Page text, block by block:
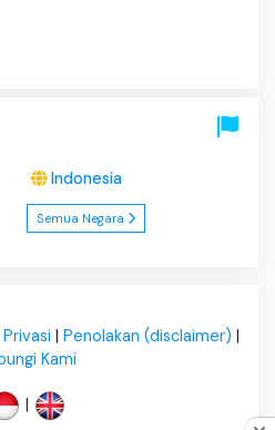
Indonesia
Semua Negara
Penolakan (disclaimer)
Kami
|